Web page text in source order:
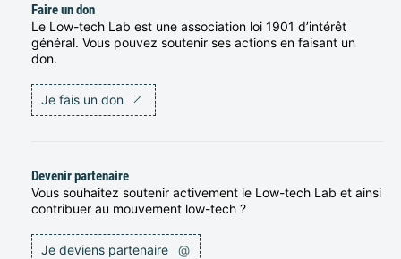
Faire un don
Le Low-tech Lab est une association loi 1901 d’intérêt
général. Vous pouvez soutenir ses actions en faisant un
don.
Je fais un don
Devenir partenaire
Vous souhaitez soutenir activement le Low-tech Lab et ainsi
contribuer au mouvement low-tech ?
Je deviens partenaire @